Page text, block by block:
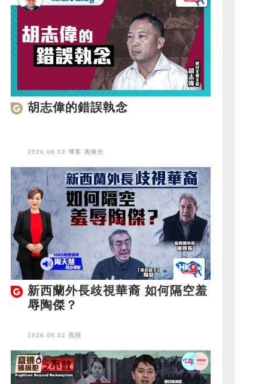
胡志偉的錯誤執念
2026.08.02 博客 馮煒光
新西蘭外長歧視華裔 如何隔空羞
辱陶傑？
2026.08.02 視頻